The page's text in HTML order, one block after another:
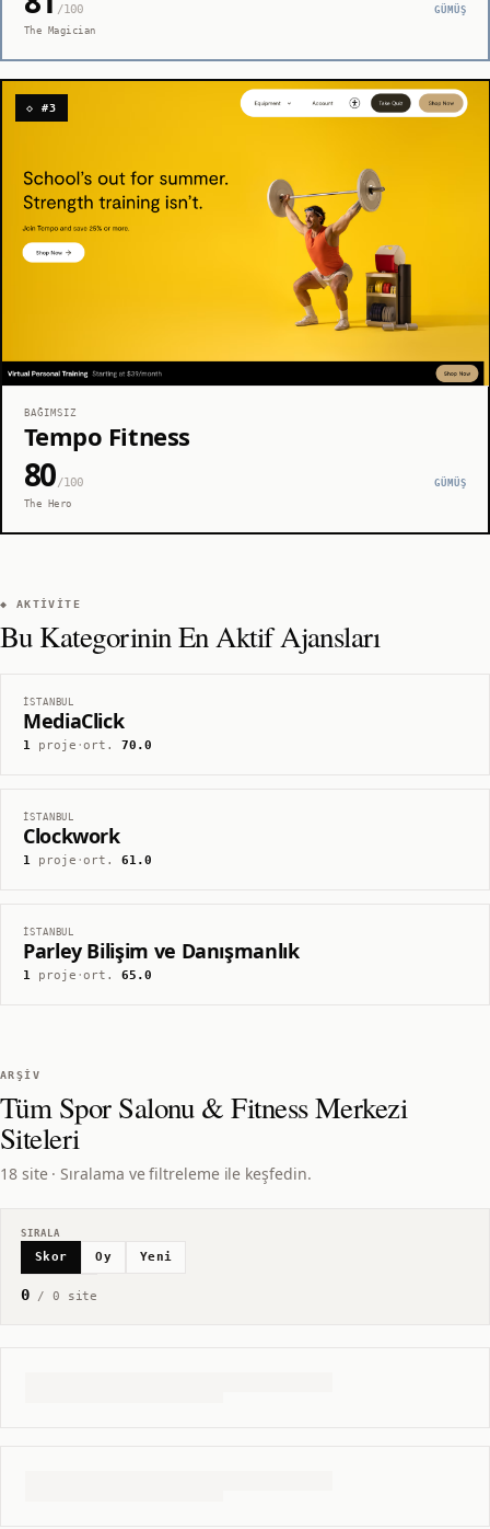
/100
GÜMÜŞ
The Magician
◇ #3
BAĞIMSIZ
Tempo Fitness
80/100
GÜMÜŞ
The Hero
◆ AKTIVITE
Bu Kategorinin En Aktif Ajansları
İSTANBUL
MediaClick
1proje ·ort.70.0
İSTANBUL
Clockwork
1proje ·ort.61.0
İSTANBUL
Parley Bilişim ve Danışmanlık
1proje ·ort.65.0
ARŞIV
TümSpor Salonu & Fitness Merkezi
Siteleri
18 site · Sıralama ve filtreleme ile keşfedin.
SIRALA
Skor Oy Yeni
0/ 0 site